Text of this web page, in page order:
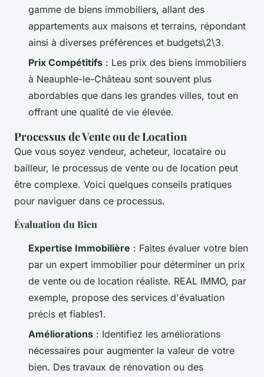
gamme de biens immobiliers, allant des
appartements aux maisons et terrains, répondant
ainsi à diverses préférences et budgets\2\3.
Prix Compétitifs : Les prix des biens immobiliers
à Neauphle-le-Château sont souvent plus
abordables que dans les grandes villes, tout en
offrant une qualité de vie élevée.
Processus de Vente ou de Location
Que vous soyez vendeur, acheteur, locataire ou
bailleur, le processus de vente ou de location peut
être complexe. Voici quelques conseils pratiques
pour naviguer dans ce processus.
Évaluation du Bien
Expertise Immobilière : Faites évaluer votre bien
par un expert immobilier pour déterminer un prix
de vente ou de location réaliste. REAL IMMO, par
exemple, propose des services d'évaluation
précis et fiables1.
Améliorations : Identifiez les améliorations
nécessaires pour augmenter la valeur de votre
bien. Des travaux de rénovation ou des